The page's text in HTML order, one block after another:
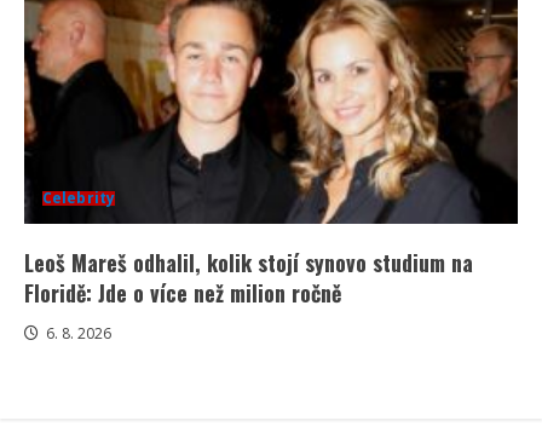
Celebrity
Leoš Mareš odhalil, kolik stojí synovo studium na
Floridě: Jde o více než milion ročně
6. 8. 2026